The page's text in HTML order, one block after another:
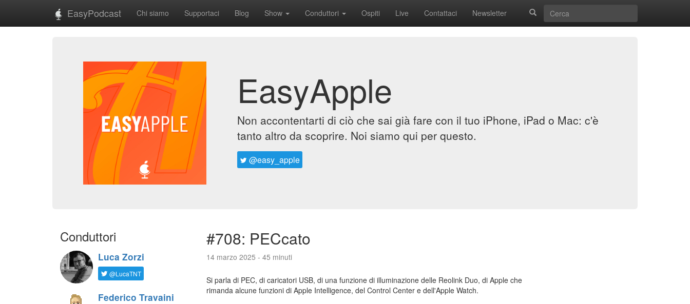
EasyPodcast Chi siamo Supportaci Blog Show Conduttori Ospiti Live Contattaci Newsletter
EasyApple
Non accontentarti di ciò che sai già fare con il tuo iPhone, iPad o Mac: c'è
tanto altro da scoprire. Noi siamo qui per questo.
@easy_apple
Conduttori
Luca Zorzi
@LucaTNT
Federico Travaini
#708: PECcato
14 marzo 2025 - 45 minuti
Si parla di PEC, di caricatori USB, di una funzione di illuminazione delle Reolink Duo, di Apple che
rimanda alcune funzioni di Apple Intelligence, del Control Center e dell'Apple Watch.